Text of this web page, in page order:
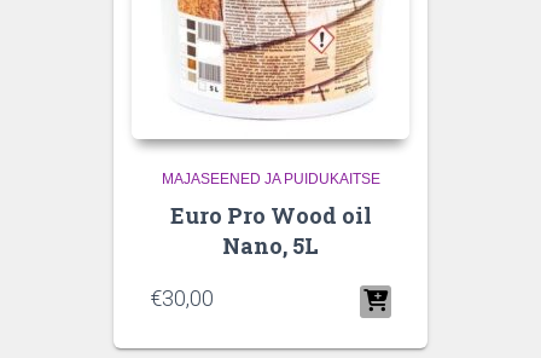
MAJASEENED JA PUIDUKAITSE
Euro Pro Wood oil
Nano, 5L
€30,00